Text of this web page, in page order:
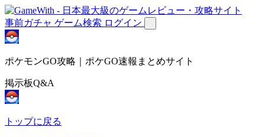
事前ガチャ ゲーム検索 ログイン
ポケモンGO攻略｜ポケGO速報まとめサイト
掲示板Q&A
トップに戻る